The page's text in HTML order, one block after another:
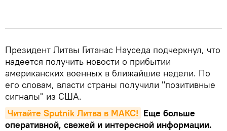
Президент Литвы Гитанас Науседа подчеркнул, что
надеется получить новости о прибытии
американских военных в ближайшие недели. По
его словам, власти страны получили "позитивные
сигналы" из США.
Читайте Sputnik Литва в MAКС! Еще больше
оперативной, свежей и интересной информации.